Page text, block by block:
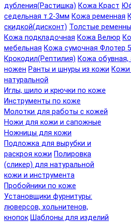
дубления(Растишка) Кожа Краст
седельная т.2-3мм Кожа ременная
скидкой(дисконт) Толстые
Кожа подкладочная Кожа Велюр
мебельная Кожа сумочная Флотер
Крокодил(Рептилия) Кожа
ножен Ранты и шнуры из кожи Кожи
натуральной
Иглы, шило и крючки по коже
Инструменты по коже
Молотки для работы с кожей
Ножи для кожи и сапожные
Ножницы для кожи
Подложка для вырубки и
раскроя кожи Полировка
(сликер) для натуральной
кожи и инструмента
Пробойники по коже
Установщики фурнитуры:
люверсов, хольнитенов,
кнопок Шаблоны для изделий